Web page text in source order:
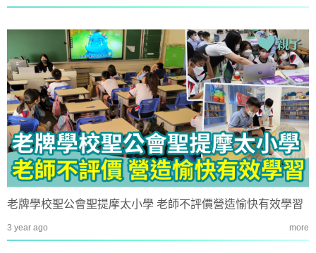
老牌學校聖公會聖提摩太小學 老師不評價營造愉快有效學習
3 year ago more